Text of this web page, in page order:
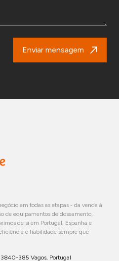
Enviar mensagem
em todas as etapas - da venda à
de equipamentos de doseamento,
de si em Portugal, Espanha e
e fiabilidade sempre que
385 Vagos, Portugal